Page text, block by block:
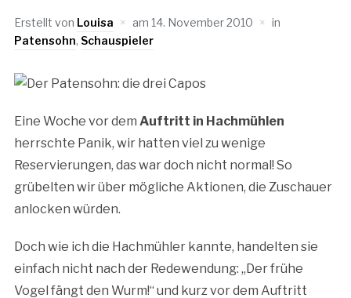
Erstellt von Louisa am 14. November 2010
in
Patensohn, Schauspieler
Eine Woche vor dem Auftritt in Hachmühlen
herrschte Panik, wir hatten viel zu wenige
Reservierungen, das war doch nicht normal! So
grübelten wir über mögliche Aktionen, die Zuschauer
anlocken würden.
Doch wie ich die Hachmühler kannte, handelten sie
einfach nicht nach der Redewendung: ,,Der frühe
Vogel fängt den Wurm!“ und kurz vor dem Auftritt